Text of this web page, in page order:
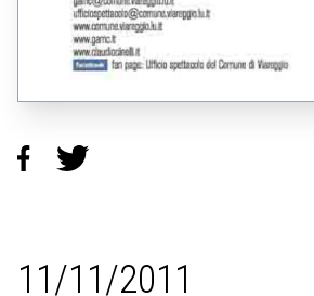
11/11/2011